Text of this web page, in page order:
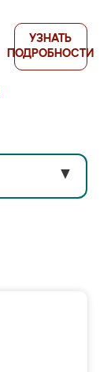
УЗНАТЬ
ПОДРОБНОСТИ
▼